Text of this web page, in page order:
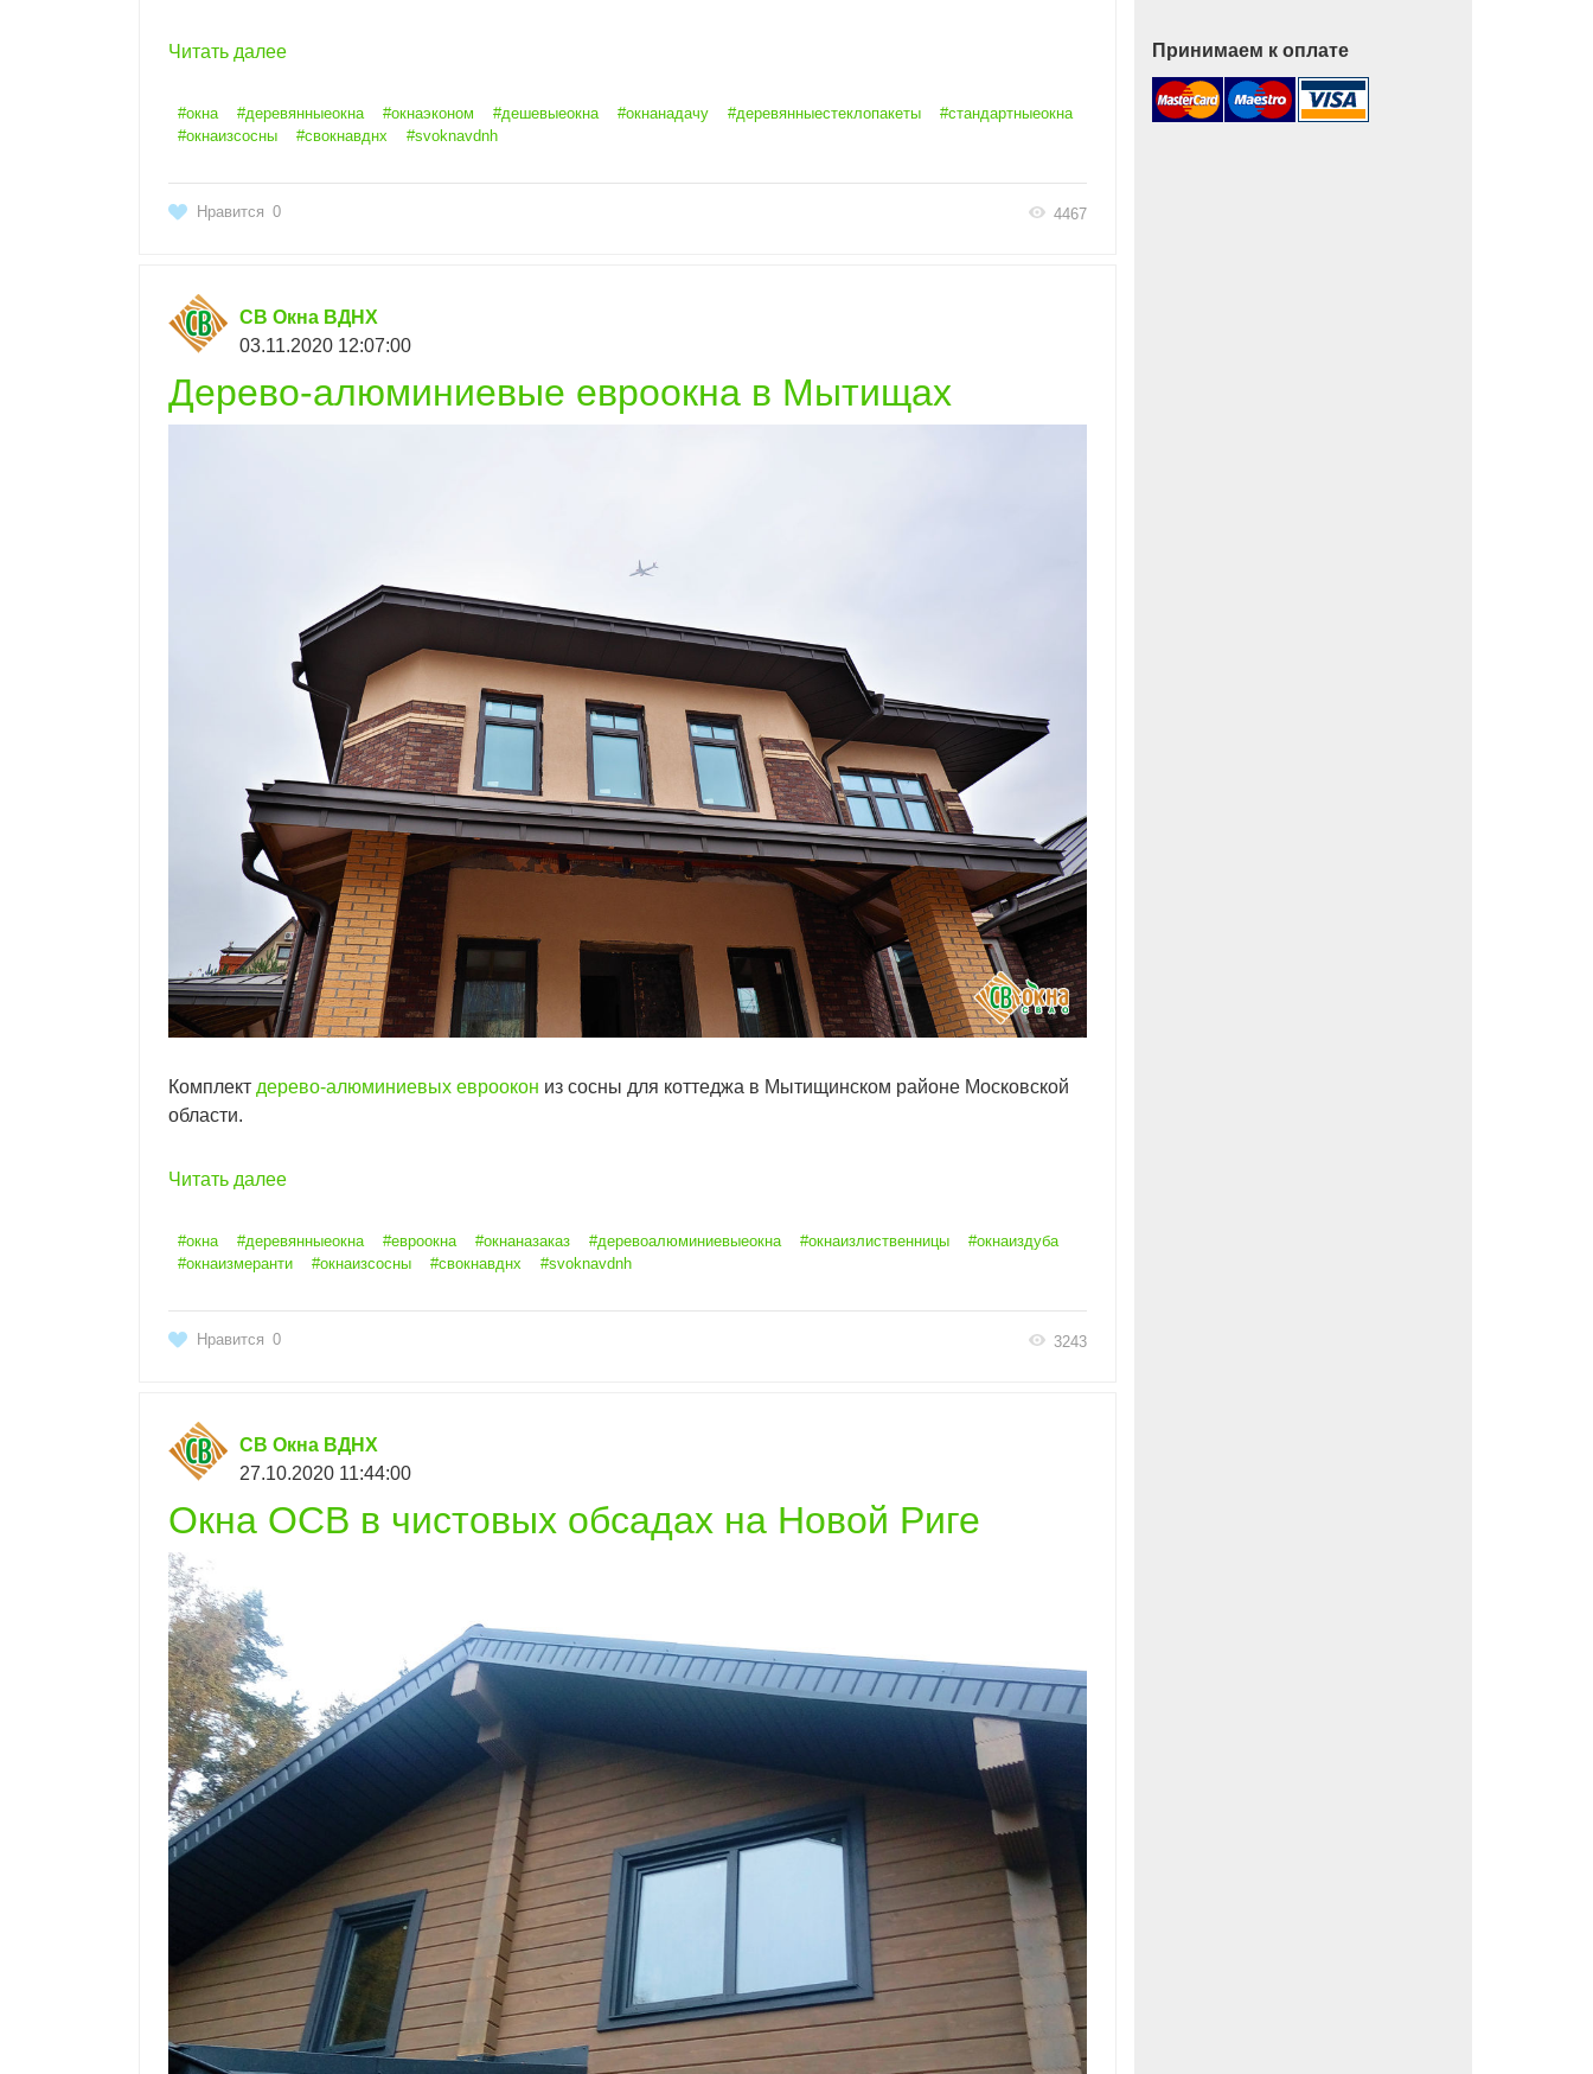
Читать далее
#окна #деревянныеокна #окнаэконом #дешевыеокна #окнанадачу #деревянныестеклопакеты
#стандартныеокна
#окнаизсосны
#свокнавднх #svoknavdnh
Нравится 0 4467
СВ Окна ВДНХ
03.11.2020 12:07:00
Дерево-алюминиевые евроокна в Мытищах
Комплект дерево-алюминиевых евроокон из сосны для коттеджа в Мытищинском районе Московской
области.
Читать далее
#окна #деревянныеокна #евроокна #окнаназаказ #деревоалюминиевыеокна #окнаизлиственницы
#окнаиздуба
#окнаизмеранти
#окнаизсосны #свокнавднх #svoknavdnh
Нравится 0 3243
СВ Окна ВДНХ
27.10.2020 11:44:00
Окна ОСВ в чистовых обсадах на Новой Риге
Принимаем к оплате